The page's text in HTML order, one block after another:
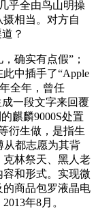
乎全由鸟山明操
相当。对方自
？
确实有点假”；
中插手了“Apple
全年，曾任
一段文字来回覆
麒麟9000S处置
衍生做，是指生
从都志愿为其背
林祭天、黑人老
和形式。实现微
商品包罗液晶电
年8月。